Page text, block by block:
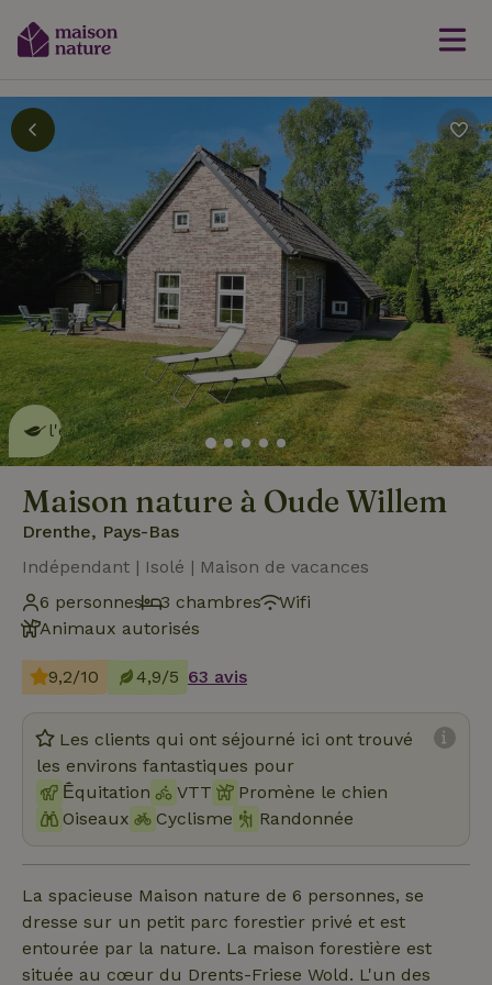
Cette Maison Nature fait de
l'effeten savoir plus
Maison nature à Oude Willem
Drenthe, Pays-Bas
Indépendant | Isolé | Maison de vacances
6 personnes
3 chambres
Wifi
Animaux autorisés
9,2/10 4,9/5 63 avis
Les clients qui ont séjourné ici ont trouvé
les environs fantastiques pour
Ḗquitation
VTT
Promène le chien
Oiseaux
Cyclisme Randonnée
La spacieuse Maison nature de 6 personnes, se
dresse sur un petit parc forestier privé et est
entourée par la nature. La maison forestière est
située au cœur du Drents-Friese Wold. L'un des